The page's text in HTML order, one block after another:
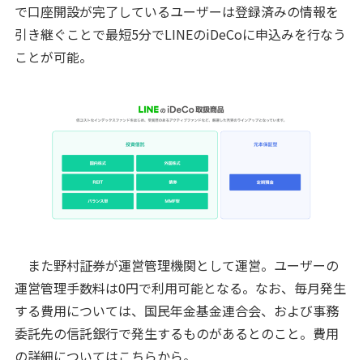
で口座開設が完了しているユーザーは登録済みの情報を
引き継ぐことで最短5分でLINEのiDeCoに申込みを行なう
ことが可能。
また野村証券が運営管理機関として運営。ユーザーの
運営管理手数料は0円で利用可能となる。なお、毎月発生
する費用については、国民年金基金連合会、および事務
委託先の信託銀行で発生するものがあるとのこと。費用